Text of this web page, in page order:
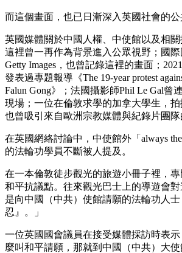
而這個畫面，也已日漸深入英國社會的公
英國媒體關於中國人權、中使館以及相關
這裡曾一再作為背景進入公眾視野；國
Getty Images，也曾記錄這裡的畫面；
發表過專題報導《The 19-year protest
Falun Gong》；法國攝影師Phil Le Gal曾
現場；一位在倫敦求學的加拿大學生，拍
也曾吸引來自歐洲宗教媒體與紀錄片團
在英國網絡討論中，中使館外「always
的法輪功學員不斷被人提及。
在一本倫敦徒步觀光的旅遊小冊子裡，
和平抗議點。往來觀光巴士上的導遊會
是向中國（中共）使館請願的法輪功人
忍』。」
一位英國國會議員在接受媒體採訪時表
麼叫和平請願，那就到中國（中共）大